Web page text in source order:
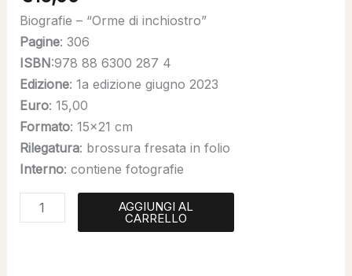
Biografie – “Orme di inchiostro”
Pagine: 306
ISBN:978 88 6300 287 4
Edizione: 1a edizione giugno 2023
Euro: 15,00
Formato: 15×21 cm
Rilegatura: brossura fresata in folio
Interno: contiene fotografie
AGGIUNGI AL
CARRELLO